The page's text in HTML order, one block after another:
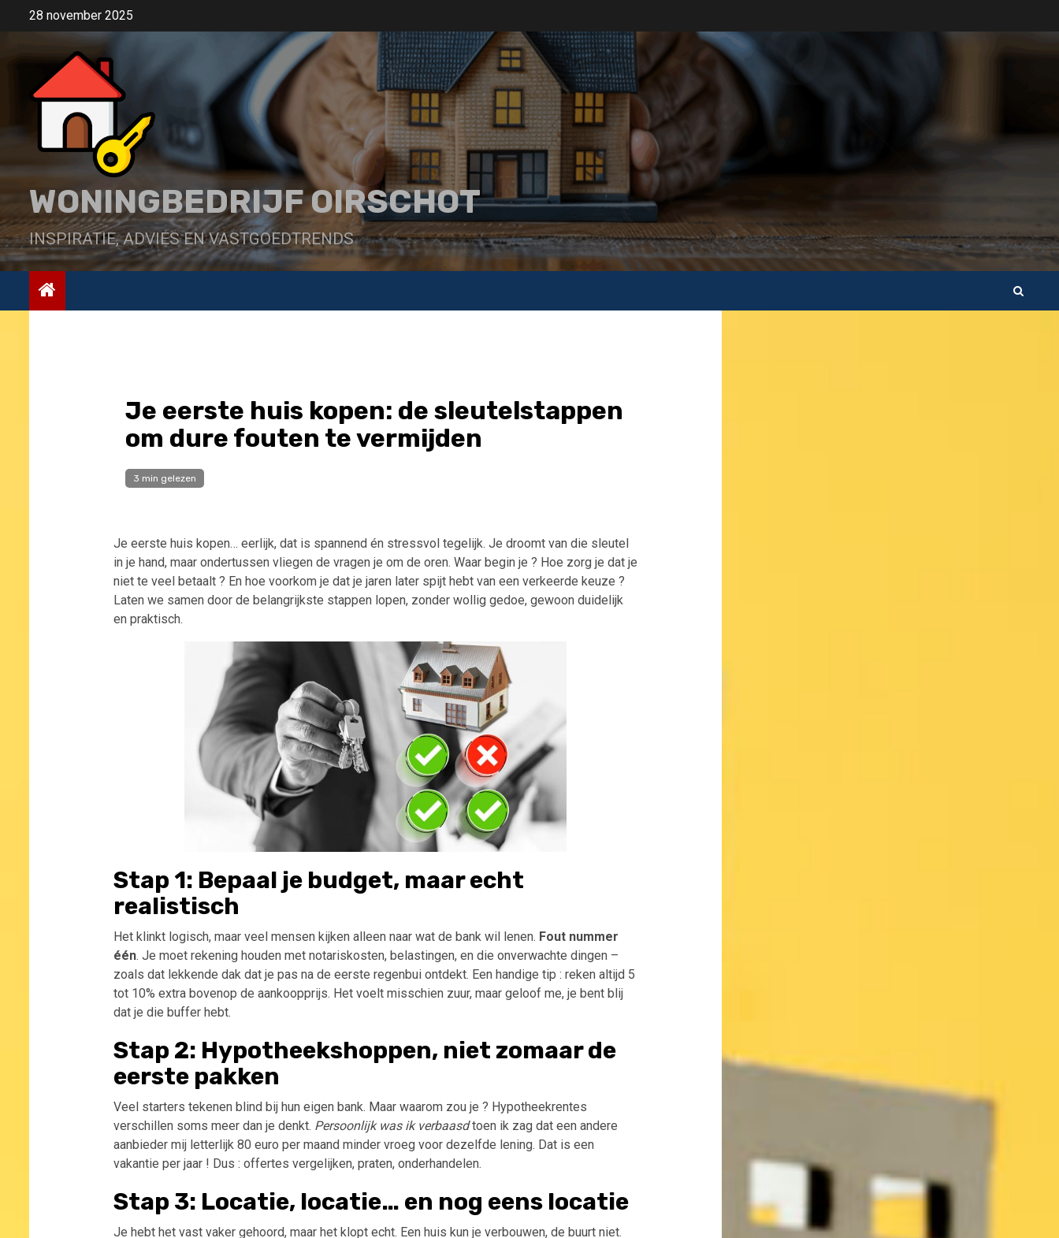
28 november 2025
WONINGBEDRIJF OIRSCHOT
INSPIRATIE, ADVIES EN VASTGOEDTRENDS
Je eerste huis kopen: de sleutelstappen
om dure fouten te vermijden
3 min gelezen
Je eerste huis kopen… eerlijk, dat is spannend én stressvol tegelijk. Je droomt van die sleutel
in je hand, maar ondertussen vliegen de vragen je om de oren. Waar begin je ? Hoe zorg je dat je
niet te veel betaalt ? En hoe voorkom je dat je jaren later spijt hebt van een verkeerde keuze ?
Laten we samen door de belangrijkste stappen lopen, zonder wollig gedoe, gewoon duidelijk
en praktisch.
Stap 1: Bepaal je budget, maar echt
realistisch
Het klinkt logisch, maar veel mensen kijken alleen naar wat de bank wil lenen. Fout nummer
één. Je moet rekening houden met notariskosten, belastingen, en die onverwachte dingen –
zoals dat lekkende dak dat je pas na de eerste regenbui ontdekt. Een handige tip : reken altijd 5
tot 10% extra bovenop de aankoopprijs. Het voelt misschien zuur, maar geloof me, je bent blij
dat je die buffer hebt.
Stap 2: Hypotheekshoppen, niet zomaar de
eerste pakken
Veel starters tekenen blind bij hun eigen bank. Maar waarom zou je ? Hypotheekrentes
verschillen soms meer dan je denkt. Persoonlijk was ik verbaasdtoen ik zag dat een andere
aanbieder mij letterlijk 80 euro per maand minder vroeg voor dezelfde lening. Dat is een
vakantie per jaar ! Dus : offertes vergelijken, praten, onderhandelen.
Stap 3: Locatie, locatie… en nog eens locatie
Je hebt het vast vaker gehoord, maar het klopt echt. Een huis kun je verbouwen, de buurt niet.